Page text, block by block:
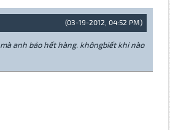
(03-19-2012, 04:52 PM)
anh bảo hết hàng. khôngbiết khi nào